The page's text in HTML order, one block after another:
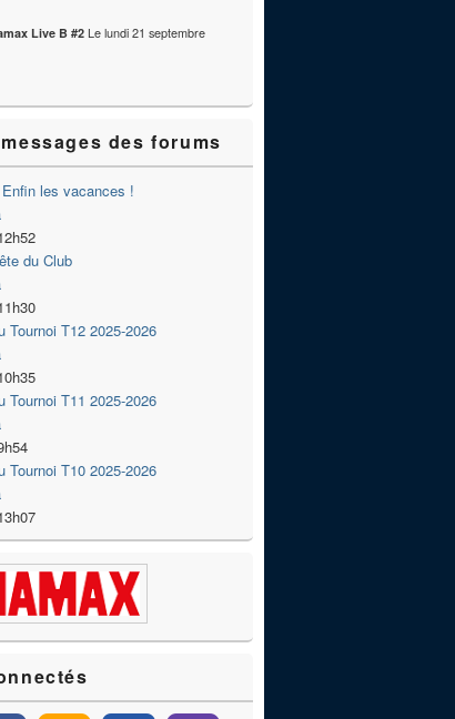
Live B #2Lelundi 21 septembre
des forums
les vacances !
du Club
Tournoi T12 2025-2026
Tournoi T11 2025-2026
Tournoi T10 2025-2026